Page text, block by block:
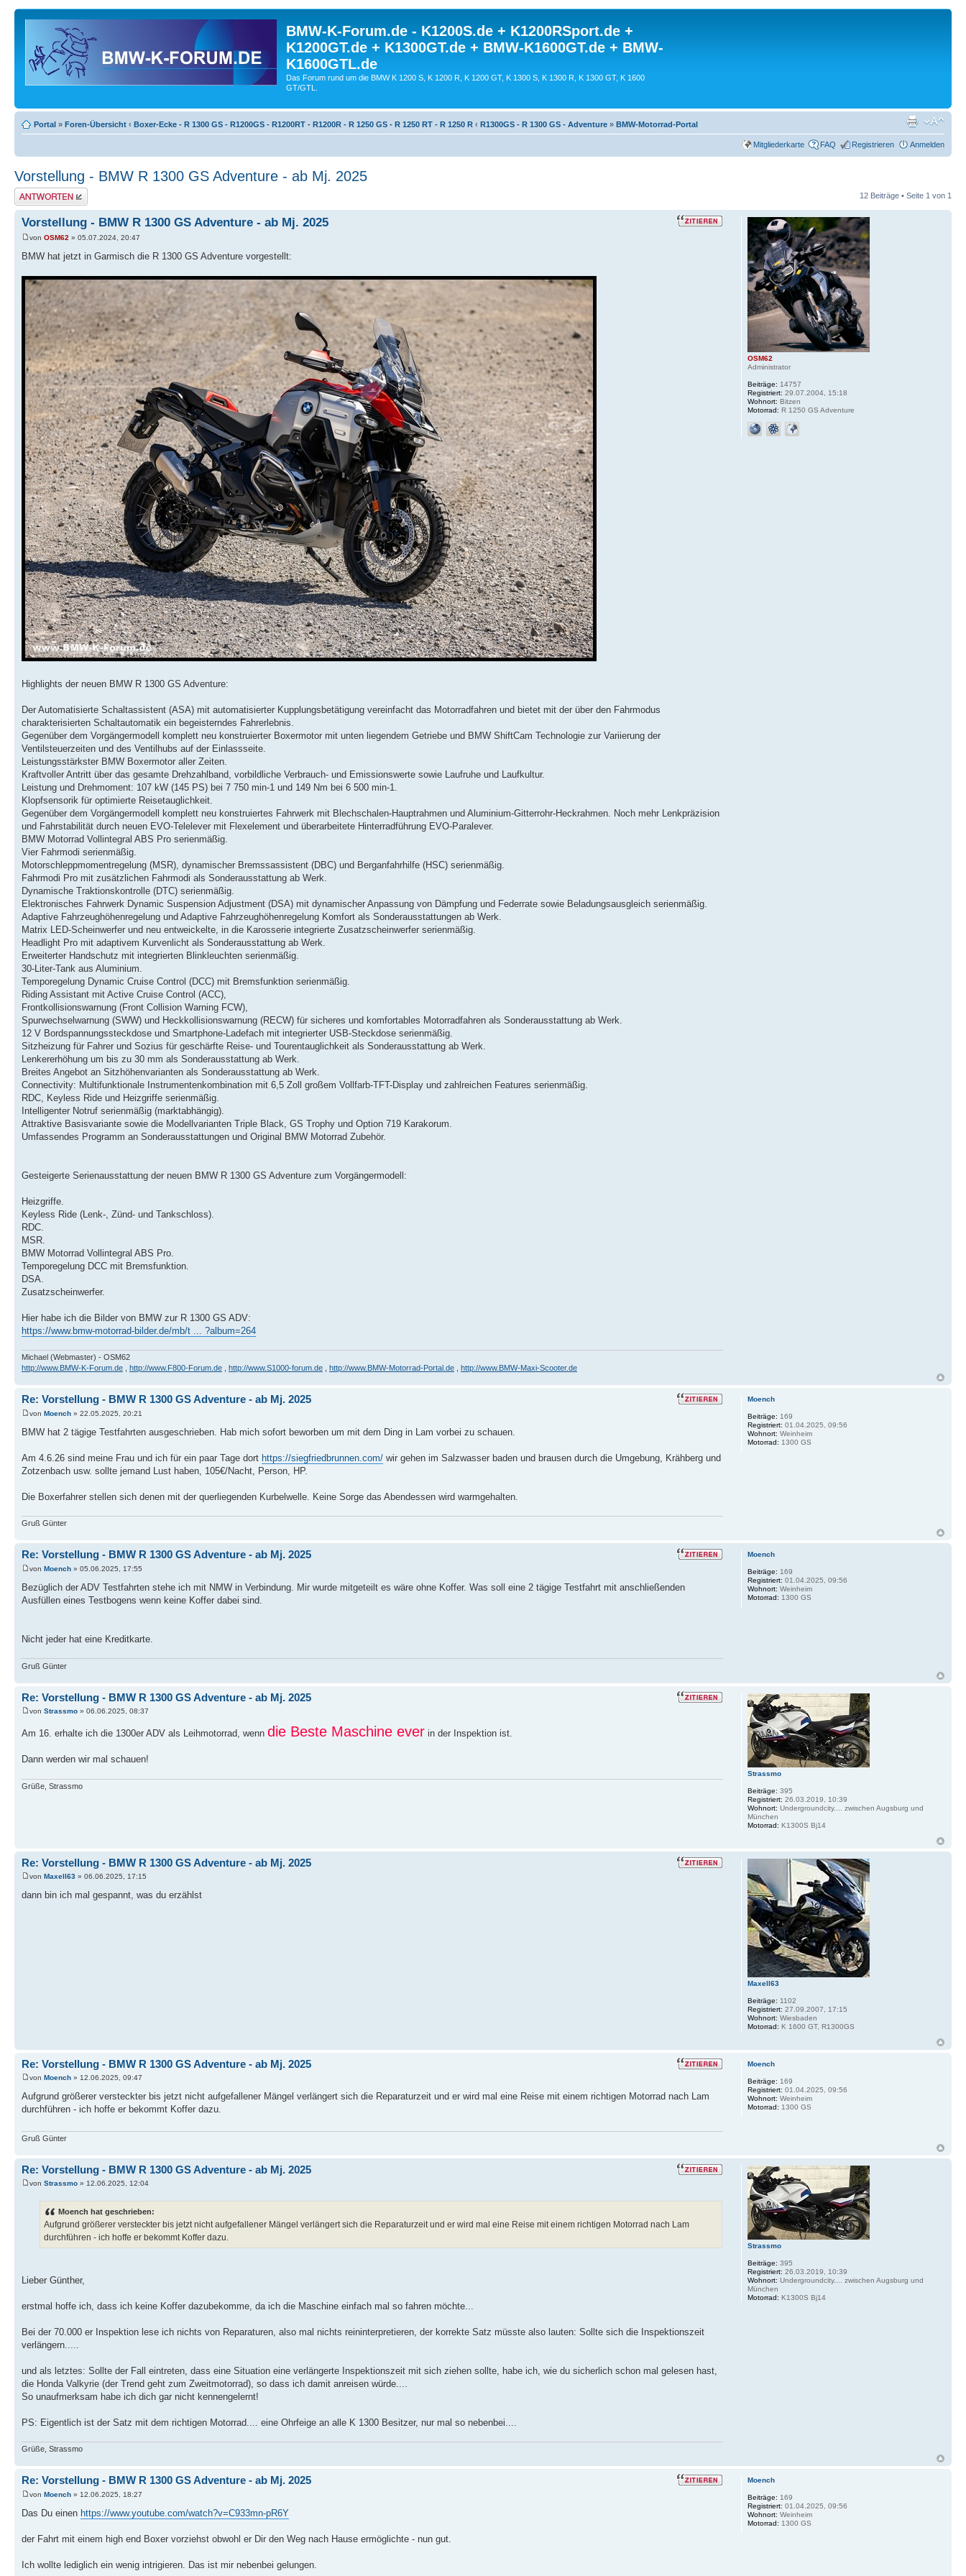
BMW-K-Forum.de - K1200S.de + K1200RSport.de +
K1200GT.de + K1300GT.de + BMW-K1600GT.de + BMW-
K1600GTL.de
Das Forum rund um die BMW K 1200 S, K 1200 R, K 1200 GT, K 1300 S, K 1300 R, K 1300 GT, K 1600
GT/GTL.
Portal » Foren-Übersicht ‹ Boxer-Ecke - R 1300 GS - R1200GS - R1200RT - R1200R - R 1250 GS - R 1250 RT - R 1250 R ‹ R1300GS - R 1300 GS - Adventure » BMW-Motorrad-Portal
Mitgliederkarte FAQ Registrieren Anmelden
Vorstellung - BMW R 1300 GS Adventure - ab Mj. 2025
Antwort schreiben 12 Beiträge • Seite 1 von 1
Vorstellung - BMW R 1300 GS Adventure - ab Mj. 2025
von OSM62 » 05.07.2024, 20:47
BMW hat jetzt in Garmisch die R 1300 GS Adventure vorgestellt:
Highlights der neuen BMW R 1300 GS Adventure:
Der Automatisierte Schaltassistent (ASA) mit automatisierter Kupplungsbetätigung vereinfacht das Motorradfahren und bietet mit der über den Fahrmodus
charakterisierten Schaltautomatik ein begeisterndes Fahrerlebnis.
Gegenüber dem Vorgängermodell komplett neu konstruierter Boxermotor mit unten liegendem Getriebe und BMW ShiftCam Technologie zur Variierung der
Ventilsteuerzeiten und des Ventilhubs auf der Einlassseite.
Leistungsstärkster BMW Boxermotor aller Zeiten.
Kraftvoller Antritt über das gesamte Drehzahlband, vorbildliche Verbrauch- und Emissionswerte sowie Laufruhe und Laufkultur.
Leistung und Drehmoment: 107 kW (145 PS) bei 7 750 min-1 und 149 Nm bei 6 500 min-1.
Klopfsensorik für optimierte Reisetauglichkeit.
Gegenüber dem Vorgängermodell komplett neu konstruiertes Fahrwerk mit Blechschalen-Hauptrahmen und Aluminium-Gitterrohr-Heckrahmen. Noch mehr Lenkpräzision
und Fahrstabilität durch neuen EVO-Telelever mit Flexelement und überarbeitete Hinterradführung EVO-Paralever.
BMW Motorrad Vollintegral ABS Pro serienmäßig.
Vier Fahrmodi serienmäßig.
Motorschleppmomentregelung (MSR), dynamischer Bremssassistent (DBC) und Berganfahrhilfe (HSC) serienmäßig.
Fahrmodi Pro mit zusätzlichen Fahrmodi als Sonderausstattung ab Werk.
Dynamische Traktionskontrolle (DTC) serienmäßig.
Elektronisches Fahrwerk Dynamic Suspension Adjustment (DSA) mit dynamischer Anpassung von Dämpfung und Federrate sowie Beladungsausgleich serienmäßig.
Adaptive Fahrzeughöhenregelung und Adaptive Fahrzeughöhenregelung Komfort als Sonderausstattungen ab Werk.
Matrix LED-Scheinwerfer und neu entweickelte, in die Karosserie integrierte Zusatzscheinwerfer serienmäßig.
Headlight Pro mit adaptivem Kurvenlicht als Sonderausstattung ab Werk.
Erweiterter Handschutz mit integrierten Blinkleuchten serienmäßig.
30-Liter-Tank aus Aluminium.
Temporegelung Dynamic Cruise Control (DCC) mit Bremsfunktion serienmäßig.
Riding Assistant mit Active Cruise Control (ACC),
Frontkollisionswarnung (Front Collision Warning FCW),
Spurwechselwarnung (SWW) und Heckkollisionswarnung (RECW) für sicheres und komfortables Motorradfahren als Sonderausstattung ab Werk.
12 V Bordspannungssteckdose und Smartphone-Ladefach mit integrierter USB-Steckdose serienmäßig.
Sitzheizung für Fahrer und Sozius für geschärfte Reise- und Tourentauglichkeit als Sonderausstattung ab Werk.
Lenkererhöhung um bis zu 30 mm als Sonderausstattung ab Werk.
Breites Angebot an Sitzhöhenvarianten als Sonderausstattung ab Werk.
Connectivity: Multifunktionale Instrumentenkombination mit 6,5 Zoll großem Vollfarb-TFT-Display und zahlreichen Features serienmäßig.
RDC, Keyless Ride und Heizgriffe serienmäßig.
Intelligenter Notruf serienmäßig (marktabhängig).
Attraktive Basisvariante sowie die Modellvarianten Triple Black, GS Trophy und Option 719 Karakorum.
Umfassendes Programm an Sonderausstattungen und Original BMW Motorrad Zubehör.
Gesteigerte Serienausstattung der neuen BMW R 1300 GS Adventure zum Vorgängermodell:
Heizgriffe.
Keyless Ride (Lenk-, Zünd- und Tankschloss).
RDC.
MSR.
BMW Motorrad Vollintegral ABS Pro.
Temporegelung DCC mit Bremsfunktion.
DSA.
Zusatzscheinwerfer.
Hier habe ich die Bilder von BMW zur R 1300 GS ADV:
https://www.bmw-motorrad-bilder.de/mb/t ... ?album=264
Michael (Webmaster) - OSM62
http://www.BMW-K-Forum.de
http://www.F800-Forum.de http://www.S1000-forum.de http://www.BMW-Motorrad-Portal.de http://www.BMW-Maxi-Scooter.de
OSM62
Administrator
Beiträge: 14757
Registriert: 29.07.2004, 15:18
Wohnort: Bitzen
Motorrad: R 1250 GS Adventure
Re: Vorstellung - BMW R 1300 GS Adventure - ab Mj. 2025
von Moench » 22.05.2025, 20:21
BMW hat 2 tägige Testfahrten ausgeschrieben. Hab mich sofort beworben um mit dem Ding in Lam vorbei zu schauen.
Am 4.6.26 sind meine Frau und ich für ein paar Tage dort https://siegfriedbrunnen.com/ wir gehen im Salzwasser baden und brausen durch die Umgebung, Krähberg und
Zotzenbach usw. sollte jemand Lust haben, 105€/Nacht, Person, HP.
Die Boxerfahrer stellen sich denen mit der querliegenden Kurbelwelle. Keine Sorge das Abendessen wird warmgehalten.
Gruß Günter
Moench
Beiträge: 169
Registriert: 01.04.2025, 09:56
Wohnort: Weinheim
Motorrad: 1300 GS
Re: Vorstellung - BMW R 1300 GS Adventure - ab Mj. 2025
von Moench » 05.06.2025, 17:55
Bezüglich der ADV Testfahrten stehe ich mit NMW in Verbindung. Mir wurde mitgeteilt es wäre ohne Koffer. Was soll eine 2 tägige Testfahrt mit anschließenden
Ausfüllen eines Testbogens wenn keine Koffer dabei sind.
Nicht jeder hat eine Kreditkarte.
Gruß Günter
Moench
Beiträge: 169
Registriert: 01.04.2025, 09:56
Wohnort: Weinheim
Motorrad: 1300 GS
Re: Vorstellung - BMW R 1300 GS Adventure - ab Mj. 2025
von Strassmo » 06.06.2025, 08:37
Am 16. erhalte ich die 1300er ADV als Leihmotorrad, wenn die Beste Maschine ever in der Inspektion ist.
Dann werden wir mal schauen!
Grüße, Strassmo
Strassmo
Beiträge: 395
Registriert: 26.03.2019, 10:39
Wohnort: Undergroundcity.... zwischen Augsburg und
München
Motorrad: K1300S Bj14
Re: Vorstellung - BMW R 1300 GS Adventure - ab Mj. 2025
von Maxell63 » 06.06.2025, 17:15
dann bin ich mal gespannt, was du erzählst
Maxell63
Beiträge: 1102
Registriert: 27.09.2007, 17:15
Wohnort: Wiesbaden
Motorrad: K 1600 GT, R1300GS
Re: Vorstellung - BMW R 1300 GS Adventure - ab Mj. 2025
von Moench » 12.06.2025, 09:47
Aufgrund größerer versteckter bis jetzt nicht aufgefallener Mängel verlängert sich die Reparaturzeit und er wird mal eine Reise mit einem richtigen Motorrad nach Lam
durchführen - ich hoffe er bekommt Koffer dazu.
Gruß Günter
Moench
Beiträge: 169
Registriert: 01.04.2025, 09:56
Wohnort: Weinheim
Motorrad: 1300 GS
Re: Vorstellung - BMW R 1300 GS Adventure - ab Mj. 2025
von Strassmo » 12.06.2025, 12:04
Moench hat geschrieben:
Aufgrund größerer versteckter bis jetzt nicht aufgefallener Mängel verlängert sich die Reparaturzeit und er wird mal eine Reise mit einem richtigen Motorrad nach Lam
durchführen - ich hoffe er bekommt Koffer dazu.
Lieber Günther,
erstmal hoffe ich, dass ich keine Koffer dazubekomme, da ich die Maschine einfach mal so fahren möchte...
Bei der 70.000 er Inspektion lese ich nichts von Reparaturen, also mal nichts reininterpretieren, der korrekte Satz müsste also lauten: Sollte sich die Inspektionszeit
verlängern.....
und als letztes: Sollte der Fall eintreten, dass eine Situation eine verlängerte Inspektionszeit mit sich ziehen sollte, habe ich, wie du sicherlich schon mal gelesen hast,
die Honda Valkyrie (der Trend geht zum Zweitmotorrad), so dass ich damit anreisen würde....
So unaufmerksam habe ich dich gar nicht kennengelernt!
PS: Eigentlich ist der Satz mit dem richtigen Motorrad.... eine Ohrfeige an alle K 1300 Besitzer, nur mal so nebenbei....
Grüße, Strassmo
Strassmo
Beiträge: 395
Registriert: 26.03.2019, 10:39
Wohnort: Undergroundcity.... zwischen Augsburg und
München
Motorrad: K1300S Bj14
Re: Vorstellung - BMW R 1300 GS Adventure - ab Mj. 2025
von Moench » 12.06.2025, 18:27
Das Du einen https://www.youtube.com/watch?v=C933mn-pR6Y
der Fahrt mit einem high end Boxer vorziehst obwohl er Dir den Weg nach Hause ermöglichte - nun gut.
Ich wollte lediglich ein wenig intrigieren. Das ist mir nebenbei gelungen.
Moench
Beiträge: 169
Registriert: 01.04.2025, 09:56
Wohnort: Weinheim
Motorrad: 1300 GS